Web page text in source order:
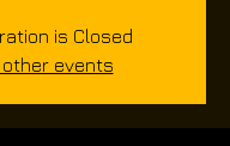
is Closed
other events